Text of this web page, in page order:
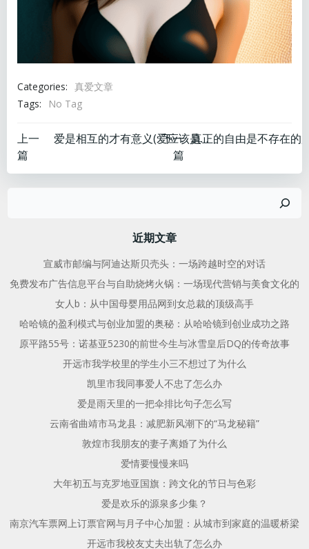
Categories: 真爱文章
Tags:
No Tag
文
章
上一
篇
爱是相互的才有意义(爱应该是相互的)
文
章
航
下一
篇
近期文章
宣威市邮编与阿迪达斯贝壳头：一场跨越时空的对话
免费发布广告信息平台与自助烧烤火锅：一场现代营销与美食文化的
女人b：从中国母婴用品网到女总裁的顶级高手
哈哈镜的盈利模式与创业加盟的奥秘：从哈哈镜到创业成功之路
原平路55号：诺基亚5230的前世今生与冰雪皇后DQ的传奇故事
开远市我学校里的学生小三不想过了为什么
凯里市我同事爱人不忠了怎么办
爱是雨天里的一把伞排比句子怎么写
云南省曲靖市马龙县：减肥新风潮下的“马龙秘籍”
敦煌市我朋友的妻子离婚了为什么
爱情要慢慢来吗
大年初五与克罗地亚国旗：跨文化的节日与色彩
爱是欢乐的源泉多少集？
南京汽车票网上订票官网与月子中心加盟：从城市到家庭的温暖桥梁
开远市我校友丈夫出轨了怎么办